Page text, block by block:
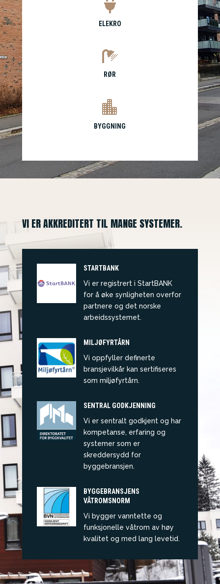

ELEKRO

RØR

BYGGNING
VI ER AKKREDITERT TIL MANGE SYSTEMER.
STARTBANK
Vi er registrert i StartBANK
for å øke synligheten overfor
partnere og det norske
arbeidssystemet.
MILJØFYRTÅRN
Vi oppfyller definerte
bransjevilkår kan sertifiseres
som miljøfyrtårn.
SENTRAL GODKJENNING
Vi er sentralt godkjent og har
kompetanse, erfaring og
systemer som er
skreddersydd for
byggebransjen.
BYGGEBRANSJENS
VÅTROMSNORM
Vi bygger vanntette og
funksjonelle våtrom av høy
kvalitet og med lang levetid.